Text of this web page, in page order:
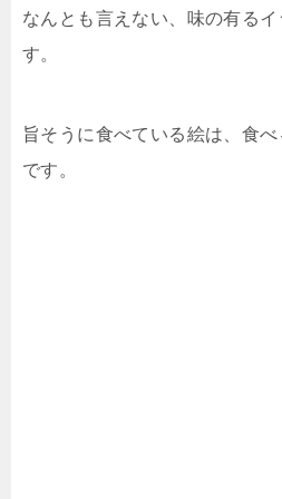
なんとも言えない、味の有る
す。
旨そうに食べている絵は、食
です。